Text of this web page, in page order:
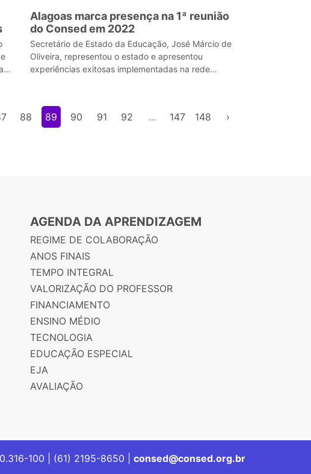
Alagoas marca presença na 1ª reunião
do Consed em 2022
Secretário de Estado da Educação, José Márcio de
Oliveira, representou o estado e apresentou
experiências exitosas implementadas na rede
88 89 90 91 92 ... 147 148 ›
AGENDA DA APRENDIZAGEM
REGIME DE COLABORAÇÃO
ANOS FINAIS
TEMPO INTEGRAL
VALORIZAÇÃO DO PROFESSOR
FINANCIAMENTO
ENSINO MÉDIO
TECNOLOGIA
EDUCAÇÃO ESPECIAL
EJA
AVALIAÇÃO
100 | (61) 2195-8650 | consed@consed.org.br